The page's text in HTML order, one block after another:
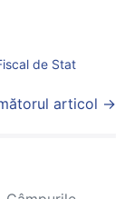
de Stat
articol →